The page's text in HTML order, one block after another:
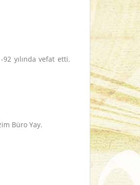
92 yılında vefat etti.
Büro Yay.